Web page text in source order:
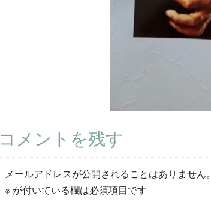
コメントを残す
メールアドレスが公開されることはありません。
※ が付いている欄は必須項目です